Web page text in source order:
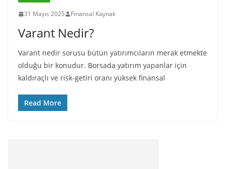
31 Mayıs 2025 Finansal Kaynak
Varant Nedir?
Varant nedir sorusu bütün yatırımcıların merak etmekte
olduğu bir konudur. Borsada yatırım yapanlar için
kaldıraçlı ve risk-getiri oranı yüksek finansal
Read More